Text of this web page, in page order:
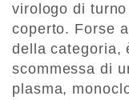
virologo di
coperto. Forse
della categoria,
scommessa di
plasma,